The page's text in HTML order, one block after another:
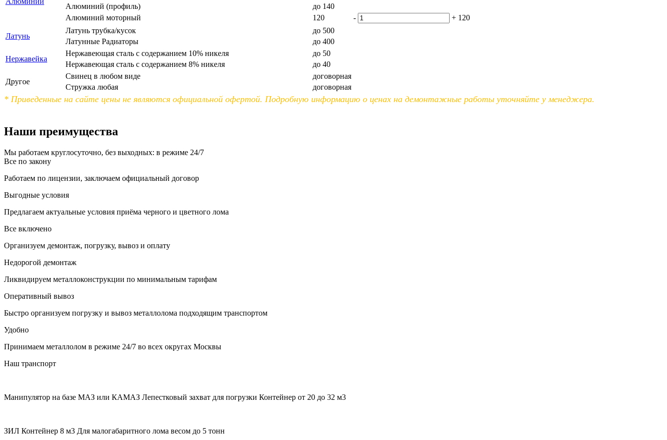
Алюминий (профиль)
до 140
Алюминий моторный
120 - + 120
Латунь
Латунь трубка/кусок
до 500
Латунные Радиаторы
до 400
Нержавейка
Нержавеющая сталь с содержанием 10% никеля
до 50
Нержавеющая сталь с содержанием 8% никеля
до 40
Другое
Свинец в любом виде
договорная
Стружка любая
договорная
* Приведенные на сайте цены не являются официальной офертой. Подробную информацию о ценах на демонтажные работы уточняйте у менеджера.
Наши преимущества
Мы работаем круглосуточно, без выходных: в режиме 24/7
Все по закону
Работаем по лицензии, заключаем официальный договор
Выгодные условия
Предлагаем актуальные условия приёма черного и цветного лома
Все включено
Организуем демонтаж, погрузку, вывоз и оплату
Недорогой демонтаж
Ликвидируем металлоконструкции по минимальным тарифам
Оперативный вывоз
Быстро организуем погрузку и вывоз металлолома подходящим транспортом
Удобно
Принимаем металлолом в режиме 24/7 во всех округах Москвы
Наш транспорт
Манипулятор на базе МАЗ или КАМАЗ Лепестковый захват для погрузки Контейнер от 20 до 32 м3
ЗИЛ Контейнер 8 м3 Для малогабаритного лома весом до 5 тонн